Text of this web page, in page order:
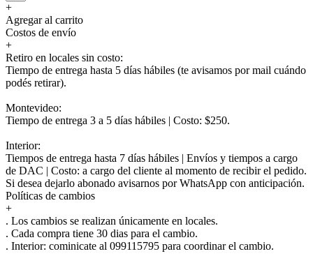
+
Agregar al carrito
Costos de envío
+
Retiro en locales sin costo:
Tiempo de entrega hasta 5 días hábiles (te avisamos por mail cuándo
podés retirar).
Montevideo:
Tiempo de entrega 3 a 5 días hábiles | Costo: $250.
Interior:
Tiempos de entrega hasta 7 días hábiles | Envíos y tiempos a cargo
de DAC | Costo: a cargo del cliente al momento de recibir el pedido.
Si desea dejarlo abonado avisarnos por WhatsApp con anticipación.
Políticas de cambios
+
. Los cambios se realizan únicamente en locales.
. Cada compra tiene 30 dias para el cambio.
. Interior: cominicate al 099115795 para coordinar el cambio.